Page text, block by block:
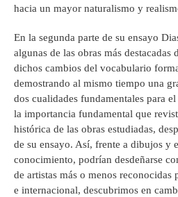
hacia un mayor naturalismo y
En la segunda parte de su ensayo
algunas de las obras más destacadas
dichos cambios del vocabulario
demostrando al mismo tiempo una
dos cualidades fundamentales para
la importancia fundamental que
histórica de las obras estudiadas,
de su ensayo. Así, frente a dibujos y
conocimiento, podrían desdeñarse
de artistas más o menos
e internacional, descubrimos en